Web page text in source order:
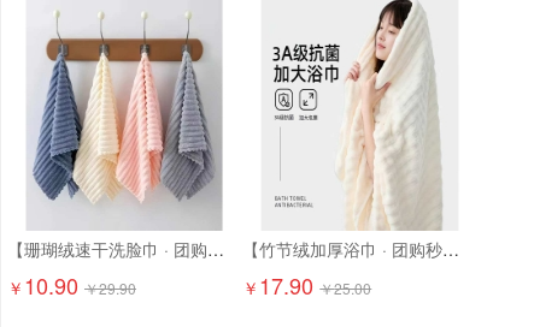
【珊瑚绒速干洗脸巾 · 团购特惠】10.9元抢6条！ 超柔软珊瑚绒，吸水强、速干不闷味，洗脸/卸妆/擦手都超舒服
￥ 10.90 ￥29.90
【竹节绒加厚浴巾 · 团购秒杀】17.9元抢2条！ 成人加大加厚，吸水快、超柔软！
￥ 17.90 ￥25.00